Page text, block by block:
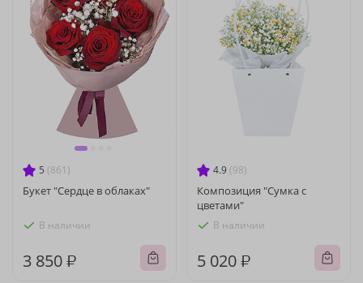
5 (861)
Букет "Сердце в облаках"
В наличии
3 850 ₽
4.9 (98)
Композиция "Сумка с
цветами"
В наличии
5 020 ₽